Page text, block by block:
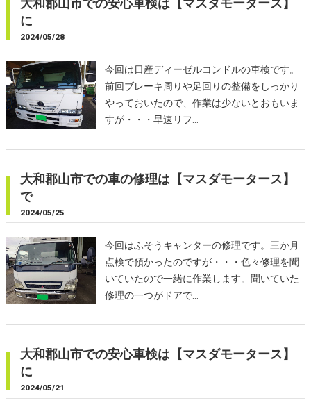
大和郡山市での安心車検は【マスダモータース】
に
2024/05/28
今回は日産ディーゼルコンドルの車検です。
前回ブレーキ周りや足回りの整備をしっかり
やっておいたので、作業は少ないとおもいま
すが・・・早速リフ…
大和郡山市での車の修理は【マスダモータース】
で
2024/05/25
今回はふそうキャンターの修理です。三か月
点検で預かったのですが・・・色々修理を聞
いていたので一緒に作業します。聞いていた
修理の一つがドアで…
大和郡山市での安心車検は【マスダモータース】
に
2024/05/21